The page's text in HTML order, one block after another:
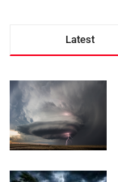
Latest